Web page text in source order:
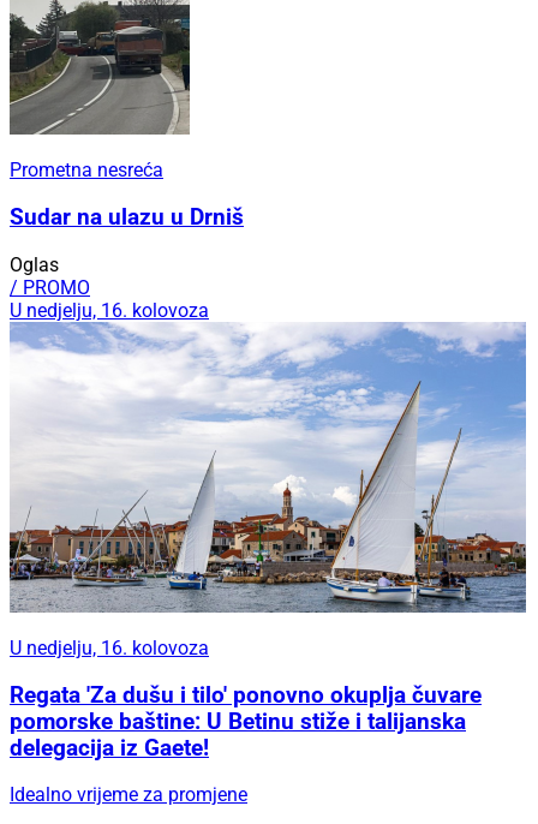
Prometna nesreća
Sudar na ulazu u Drniš
Oglas
/ PROMO
U nedjelju, 16. kolovoza
U nedjelju, 16. kolovoza
Regata 'Za dušu i tilo' ponovno okuplja čuvare
pomorske baštine: U Betinu stiže i talijanska
delegacija iz Gaete!
Idealno vrijeme za promjene